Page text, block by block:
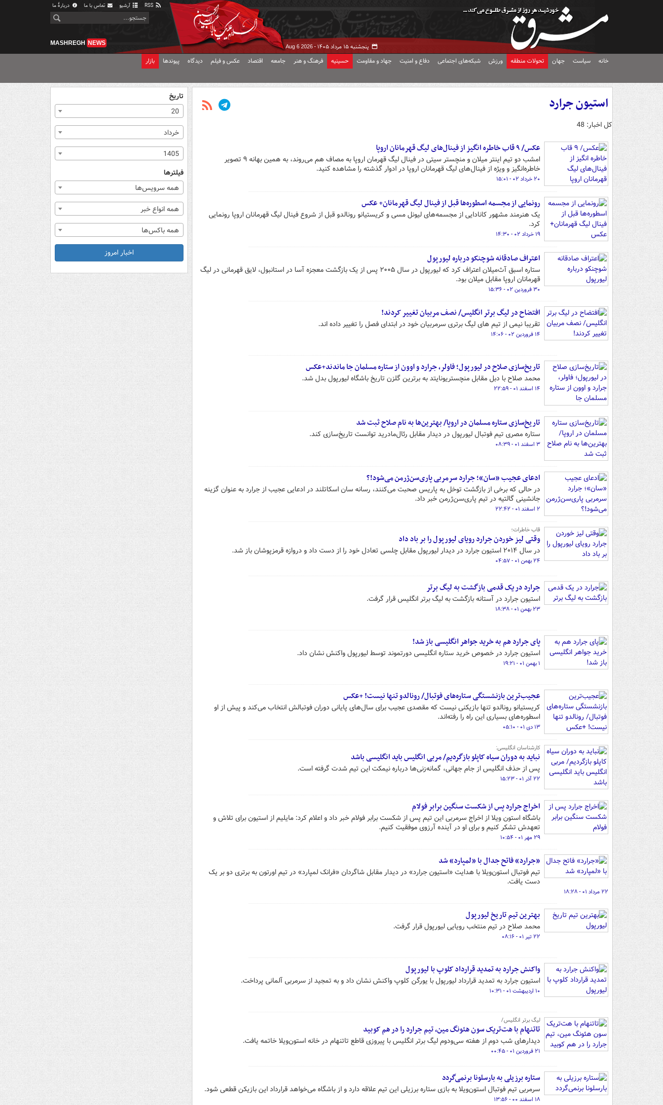
آرشیو تماس با ما دربارهٔ ما
پنجشنبه ۱۵ مرداد ۱۴۰۵ - Aug 6 2026
MASHREGH NEWS
خانه سیاست جهان تحولات منطقه ورزش شبکه‌های اجتماعی دفاع و امنیت جهاد و مقاومت حسینیه فرهنگ و هنر جامعه اقتصاد عکس و فیلم دیدگاه پیوندها بازار
استیون جرارد
کل اخبار: 48
عکس/ ۹ قاب خاطره انگیز از فینال‌های لیگ قهرمانان اروپا
امشب دو تیم اینتر میلان و منچستر سیتی در فینال لیگ قهرمان اروپا به مصاف هم می‌روند، به همین بهانه ۹ تصویر
خاطره‌انگیز و ویژه از فینال‌های لیگ قهرمانان اروپا در ادوار گذشته را مشاهده کنید.
۲۰ خرداد ۰۲ - ۱۵:۰۱
رونمایی از مجسمه اسطوره‌ها قبل از فینال لیگ قهرمانان+ عکس
یک هنرمند مشهور کانادایی از مجسمه‌های لیونل مسی و کریستیانو رونالدو قبل از شروع فینال لیگ قهرمانان اروپا رونمایی
کرد.
۱۹ خرداد ۰۲ - ۱۴:۳۰
اعتراف صادقانه شوچنکو درباره لیورپول
ستاره اسبق آث‌میلان اعتراف کرد که لیورپول در سال ۲۰۰۵ پس از یک بازگشت معجزه آسا در استانبول، لایق قهرمانی در لیگ
قهرمانان اروپا مقابل میلان بود.
۳۰ فروردین ۰۲ - ۱۵:۳۶
افتضاح در لیگ برتر انگلیس/ نصف مربیان تغییر کردند!
تقریبا نیمی از تیم های لیگ برتری سرمربیان خود در ابتدای فصل را تغییر داده اند.
۱۴ فروردین ۰۲ - ۱۴:۰۶
تاریخ‌سازی صلاح در لیورپول؛ فاولر، جرارد و اوون از ستاره مسلمان جا ماندند+عکس
محمد صلاح با دبل مقابل منچستریونایتد به برترین گلزن تاریخ باشگاه لیورپول بدل شد.
۱۴ اسفند ۰۱ - ۲۲:۵۹
تاریخ‌سازی ستاره مسلمان در اروپا/ بهترین‌ها به نام صلاح ثبت شد
ستاره مصری تیم فوتبال لیورپول در دیدار مقابل رئال‌مادرید توانست تاریخ‌سازی کند.
۳ اسفند ۰۱ - ۰۸:۳۹
ادعای عجیب «سان»؛ جرارد سرمربی پاری‌سن‌ژرمن می‌شود!؟
در حالی که برخی از بازگشت توخل به پاریس صحبت می‌کنند، رسانه سان اسکاتلند در ادعایی عجیب از جرارد به عنوان گزینه
جانشینی گالتیه در تیم پاری‌سن‌ژرمن خبر داد.
۲ اسفند ۰۱ - ۲۲:۴۲
قاب خاطرات؛
وقتی لیز خوردن جرارد رویای لیورپول را بر باد داد
در سال ۲۰۱۴ استیون جرارد در دیدار لیورپول مقابل چلسی تعادل خود را از دست داد و دروازه قرمزپوشان باز شد.
۲۴ بهمن ۰۱ - ۰۴:۵۷
جرارد در یک قدمی بازگشت به لیگ برتر
استیون جرارد در آستانه بازگشت به لیگ برتر انگلیس قرار گرفت.
۲۳ بهمن ۰۱ - ۱۸:۳۸
پای جرارد هم به خرید جواهر انگلیسی باز شد!
استیون جرارد در خصوص خرید ستاره انگلیسی دورتموند توسط لیورپول واکنش نشان داد.
۱ بهمن ۰۱ - ۱۹:۲۱
عجیب‌ترین بازنشستگی ستاره‌های فوتبال/ رونالدو تنها نیست! +عکس
کریستیانو رونالدو تنها بازیکنی نیست که مقصدی عجیب برای سال‌های پایانی دوران فوتبالش انتخاب می‌کند و پیش از او
اسطوره‌های بسیاری این راه را رفته‌اند.
۱۳ دی ۰۱ - ۰۵:۱۰
کارشناسان انگلیسی:
نباید به دوران سیاه کاپلو بازگردیم/ مربی انگلیس باید انگلیسی باشد
پس از حذف انگلیس از جام جهانی، گمانه‌زنی‌ها درباره نیمکت این تیم شدت گرفته است.
۲۲ آذر ۰۱ - ۱۵:۲۳
اخراج جرارد پس از شکست سنگین برابر فولام
باشگاه استون ویلا از اخراج سرمربی این تیم پس از شکست برابر فولام خبر داد و اعلام کرد: مایلیم از استیون برای تلاش و
تعهدش تشکر کنیم و برای او در آینده آرزوی موفقیت کنیم.
۲۹ مهر ۰۱ - ۱۰:۵۴
«جرارد» فاتح جدال با «لمپارد» شد
تیم فوتبال استون‌ویلا با هدایت «استیون جرارد» در دیدار مقابل شاگردان «فرانک لمپارد» در تیم اورتون به برتری دو بر یک
دست یافت.
۲۲ مرداد ۰۱ - ۱۸:۲۸
بهترین تیم تاریخ لیورپول
محمد صلاح در تیم منتخب رویایی لیورپول قرار گرفت.
۲۲ تیر ۰۱ - ۰۸:۱۶
واکنش جرارد به تمدید قرارداد کلوپ با لیورپول
استیون جرارد به تمدید قرارداد لیورپول با یورگن کلوپ واکنش نشان داد و به تمجید از سرمربی آلمانی پرداخت.
۱۰ اردیبهشت ۰۱ - ۱۰:۳۱
لیگ برتر انگلیس/
تاتنهام با هت‌تریک سون هئونگ مین، تیم جرارد را در هم کوبید
دیدارهای شب دوم از هفته سی‌ودوم لیگ برتر انگلیس با پیروزی قاطع تاتنهام در خانه استون‌ویلا خاتمه یافت.
۲۱ فروردین ۰۱ - ۰۰:۴۵
ستاره برزیلی به بارسلونا برنمی‌گردد
سرمربی تیم فوتبال استون‌ویلا به بازی ستاره برزیلی این تیم علاقه دارد و از باشگاه می‌خواهد قرارداد این بازیکن قطعی شود.
۱۸ اسفند ۰۰ - ۱۳:۵۶
تاریخ
20
خرداد
1405
فیلترها
همه سرویس‌ها
همه انواع خبر
همه باکس‌ها
اخبار امروز